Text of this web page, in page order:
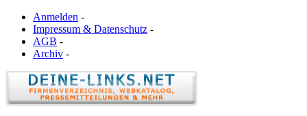
Anmelden -
Impressum & Datenschutz -
AGB -
Archiv -